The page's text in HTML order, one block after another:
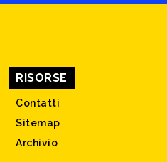
RISORSE
Contatti
Sitemap
Archivio